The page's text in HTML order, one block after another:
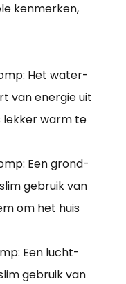
kenmerken,
Het water-
van energie uit
lekker warm te
Een grond-
gebruik van
om het huis
Een lucht-
gebruik van